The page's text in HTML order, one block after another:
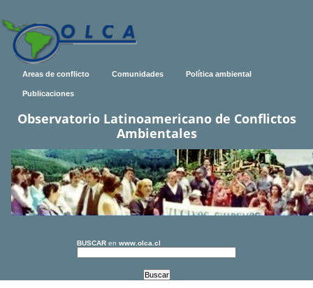
Areas de conflicto Comunidades Política ambiental
Publicaciones
Observatorio Latinoamericano de Conflictos
Ambientales
BUSCAR en www.olca.cl